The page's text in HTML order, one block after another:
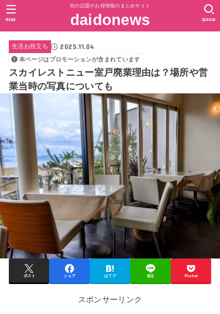
旬の話題やお得情報のまとめサイト
daidonews SEARCH
MENU
生活お役立ち 2025.11.04
本ページはプロモーションが含まれています
スカイレストニュー室戸廃業理由は？場所や営
業当時の写真についても
ポスト シェア はてブ 送る Pocket
スポンサーリンク